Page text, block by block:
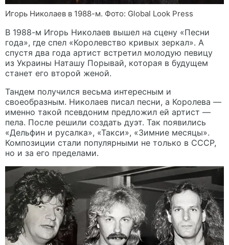
Игорь Николаев в 1988-м. Фото: Global Look Press
В 1988-м Игорь Николаев вышел на сцену «Песни
года», где спел «Королевство кривых зеркал». А
спустя два года артист встретил молодую певицу
из Украины Наташу Порывай, которая в будущем
станет его второй женой.
Тандем получился весьма интересным и
своеобразным. Николаев писал песни, а Королева —
именно такой псевдоним предложил ей артист —
пела. После решили создать дуэт. Так появились
«Дельфин и русалка», «Такси», «Зимние месяцы».
Композиции стали популярными не только в СССР,
но и за его пределами.